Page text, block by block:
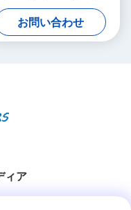
クス 電源 バンド 32VDC
お問い合わせ
ィア